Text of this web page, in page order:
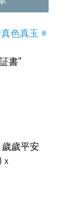
色真玉 #
書"
歲平安
x